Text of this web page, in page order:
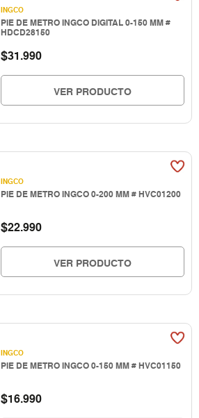
INGCO
PIE DE METRO INGCO DIGITAL 0-150 MM #
HDCD28150
$31.990
VER PRODUCTO
INGCO
PIE DE METRO INGCO 0-200 MM # HVC01200
$22.990
VER PRODUCTO
INGCO
PIE DE METRO INGCO 0-150 MM # HVC01150
$16.990